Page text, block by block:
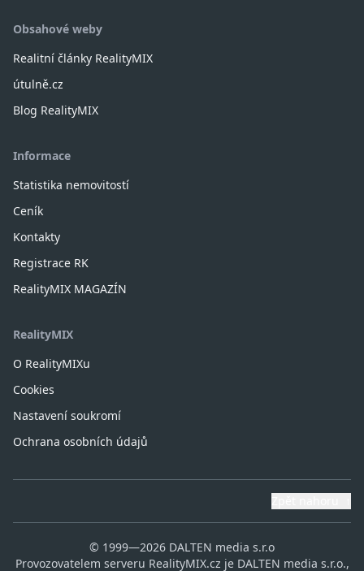
Obsahové weby
Realitní články RealityMIX
útulně.cz
Blog RealityMIX
Informace
Statistika nemovitostí
Ceník
Kontakty
Registrace RK
RealityMIX MAGAZÍN
RealityMIX
O RealityMIXu
Cookies
Nastavení soukromí
Ochrana osobních údajů
© 1999—2026 DALTEN media s.r.o
Provozovatelem serveru RealityMIX.cz je DALTEN media s.r.o.,